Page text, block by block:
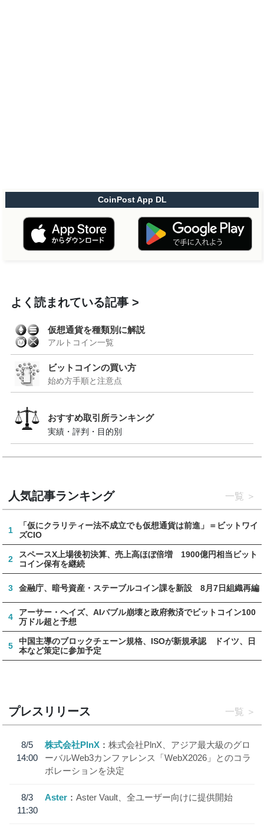
CoinPost App DL
よく読まれている記事
仮想通貨を種類別に解説
アルトコイン一覧
ビットコインの買い方
始め方手順と注意点
おすすめ取引所ランキング
実績・評判・目的別
人気記事ランキング 一覧
1
「仮にクラリティー法不成立でも仮想通貨は前進」＝ビットワイ
ズCIO
2
スペースX上場後初決算、売上高ほぼ倍増 1900億円相当ビット
コイン保有を継続
3 金融庁、暗号資産・ステーブルコイン課を新設 8月7日組織再編
4
アーサー・ヘイズ、AIバブル崩壊と政府救済でビットコイン100
万ドル超と予想
5
中国主導のブロックチェーン規格、ISOが新規承認 ドイツ、日
本など策定に参加予定
プレスリリース 一覧
8/5
14:00
株式会社PlnX
株式会社PlnX、アジア最大級のグロ
ーバルWeb3カンファレンス「WebX2026」とのコラ
ボレーションを決定
8/3
11:30
Aster Aster Vault、全ユーザー向けに提供開始